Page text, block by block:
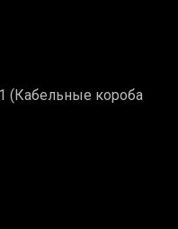
(Кабельные короба